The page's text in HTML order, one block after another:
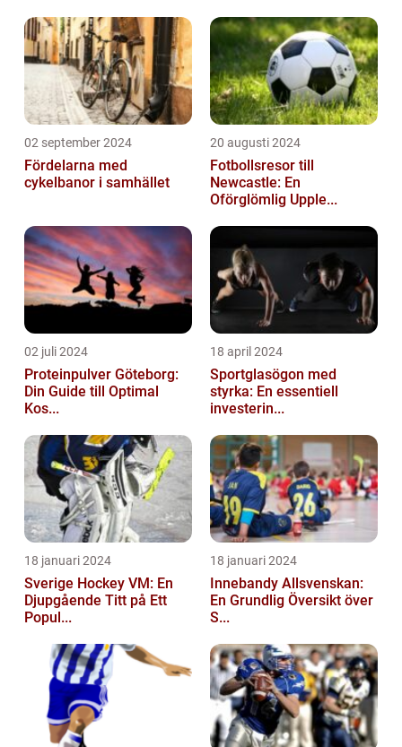
02 september 2024
Fördelarna med
cykelbanor i samhället
20 augusti 2024
Fotbollsresor till
Newcastle: En
Oförglömlig Upple...
02 juli 2024
Proteinpulver Göteborg:
Din Guide till Optimal
Kos...
18 april 2024
Sportglasögon med
styrka: En essentiell
investerin...
18 januari 2024
Sverige Hockey VM: En
Djupgående Titt på Ett
Popul...
18 januari 2024
Innebandy Allsvenskan:
En Grundlig Översikt över
S...